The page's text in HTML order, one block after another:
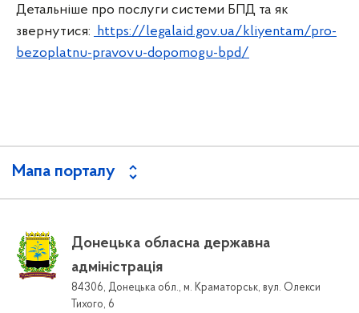
Детальніше про послуги системи БПД та як
звернутися:
https://legalaid.gov.ua/kliyentam/pro-
bezoplatnu-pravovu-dopomogu-bpd/
Мапа порталу
Донецька обласна державна
адміністрація
84306, Донецька обл., м. Краматорськ, вул. Олекси
Тихого, 6